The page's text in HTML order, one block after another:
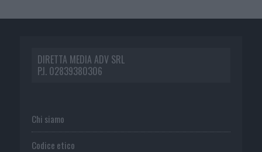
DIRETTA MEDIA ADV SRL
P.I. 02839380306
Chi siamo
Codice etico